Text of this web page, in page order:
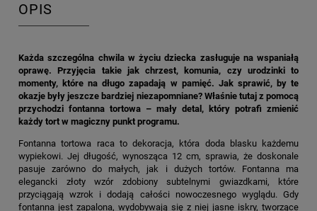
OPIS
Każda szczególna chwila w życiu dziecka zasługuje na wspaniałą
oprawę. Przyjęcia takie jak chrzest, komunia, czy urodzinki to
momenty, które na długo zapadają w pamięć. Jak sprawić, by te
okazje były jeszcze bardziej niezapomniane? Właśnie tutaj z pomocą
przychodzi fontanna tortowa – mały detal, który potrafi zmienić
każdy tort w magiczny punkt programu.
Fontanna tortowa raca to dekoracja, która doda blasku każdemu
wypiekowi. Jej długość, wynosząca 12 cm, sprawia, że doskonale
pasuje zarówno do małych, jak i dużych tortów. Fontanna ma
elegancki złoty wzór zdobiony subtelnymi gwiazdkami, które
przyciągają wzrok i dodają całości nowoczesnego wyglądu. Gdy
fontanna jest zapalona, wydobywają się z niej jasne iskry, tworzące